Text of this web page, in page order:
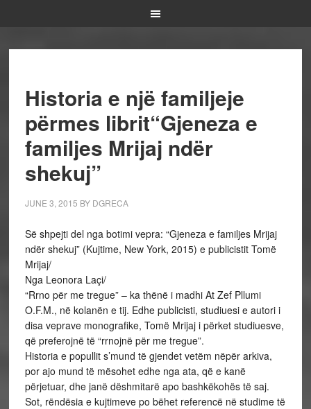
Historia e një familjeje
përmes librit“Gjeneza e
familjes Mrijaj ndër
shekuj”
JUNE 3, 2015 BY DGRECA
Së shpejti del nga botimi vepra: “Gjeneza e familjes Mrijaj
ndër shekuj” (Kujtime, New York, 2015) e publicistit Tomë
Mrijaj/
Nga Leonora Laçi/
“Rrno për me tregue” – ka thënë i madhi At Zef Pllumi
O.F.M., në kolanën e tij. Edhe publicisti, studiuesi e autori i
disa veprave monografike, Tomë Mrijaj i përket studiuesve,
që preferojnë të “rrnojnë për me tregue”.
Historia e popullit s’mund të gjendet vetëm nëpër arkiva,
por ajo mund të mësohet edhe nga ata, që e kanë
përjetuar, dhe janë dëshmitarë apo bashkëkohës të saj.
Sot, rëndësia e kujtimeve po bëhet referencë në studime të